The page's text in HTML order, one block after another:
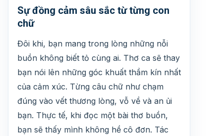
Sự đồng cảm sâu sắc từ từng con
chữ
Đôi khi, bạn mang trong lòng những nỗi
buồn không biết tỏ cùng ai. Thơ ca sẽ thay
bạn nói lên những góc khuất thầm kín nhất
của cảm xúc. Từng câu chữ như chạm
đúng vào vết thương lòng, vỗ về và an ủi
bạn. Thực tế, khi đọc một bài thơ buồn,
bạn sẽ thấy mình không hề cô đơn. Tác